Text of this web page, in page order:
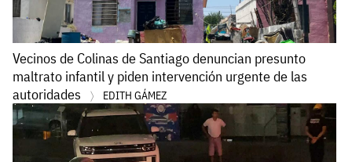
Vecinos de Colinas de Santiago denuncian presunto
maltrato infantil y piden intervención urgente de las
autoridades
EDITH GÁMEZ